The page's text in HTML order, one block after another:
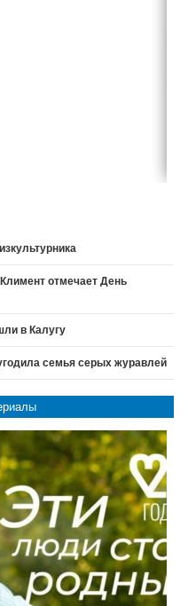
отмечает День
в Калугу
семья серых журавлей